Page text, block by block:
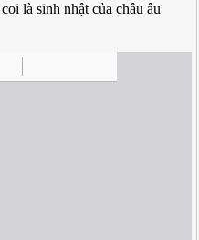
là sinh nhật của châu âu